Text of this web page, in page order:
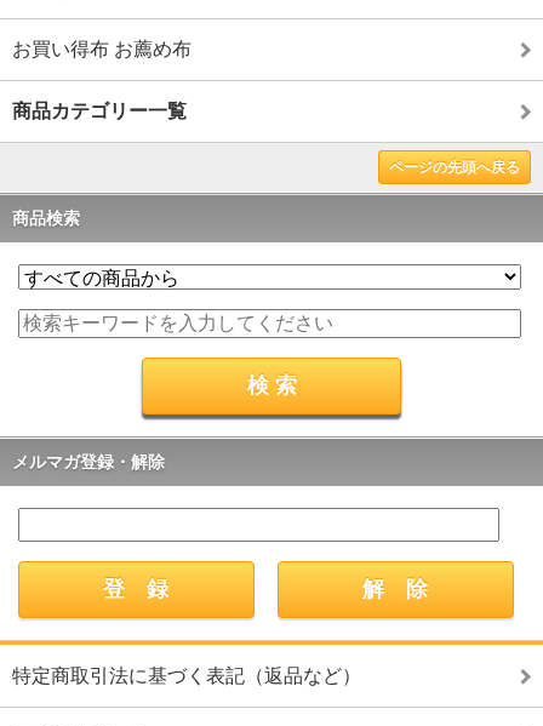
お買い得布 お薦め布
商品カテゴリー一覧
ページの先頭へ戻る
商品検索
メルマガ登録・解除
特定商取引法に基づく表記（返品など）